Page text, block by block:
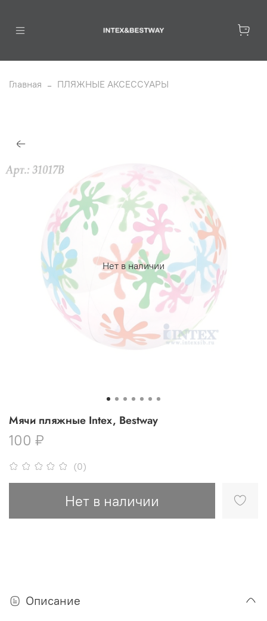
Главная ПЛЯЖНЫЕ АКСЕССУАРЫ
Нет в наличии
(0)
Мячи пляжные Intex, Bestway
100 ₽
Нет в наличии
Описание